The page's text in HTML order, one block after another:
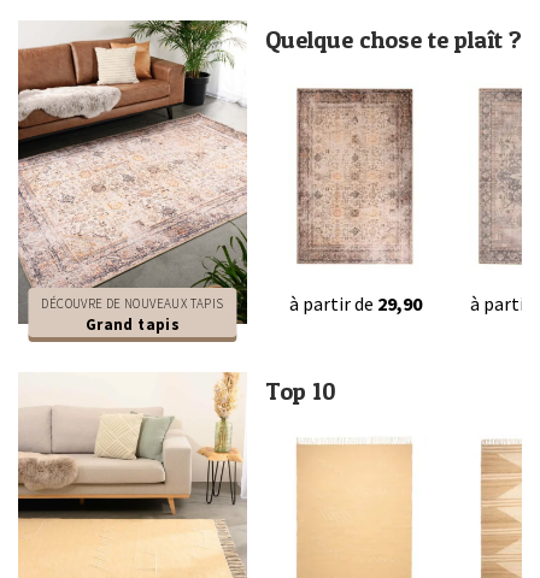
DÉCOUVRE DE NOUVEAUX TAPIS
Grand tapis
Quelque chose te plaît ?
à partir de 29,90 à partir
Top 10